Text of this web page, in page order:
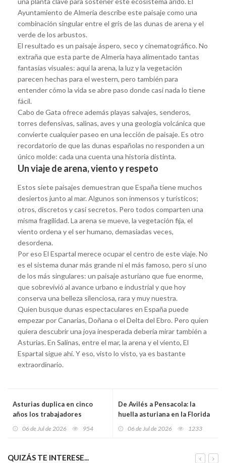
Ayuntamiento de Almería describe este paisaje como una
combinación singular entre el gris de las dunas de arena y el
verde de los arbustos.
El resultado es un paisaje áspero, seco y cinematográfico. No
extraña que esta parte de Almería haya alimentado tantas
fantasías visuales: aquí la arena, la luz y la vegetación
parecen hechas para el western, pero también para
entender cómo la vida se abre paso donde casi nada lo tiene
fácil.
Cabo de Gata ofrece además playas salvajes, senderos,
torres defensivas, salinas, aves y una geología volcánica que
convierte cualquier paseo en una lección de paisaje. Es otro
recordatorio de que las dunas españolas no responden a un
único molde: cada una cuenta una historia distinta.
Un viaje de arena, viento y respeto
Estos siete paisajes demuestran que España tiene muchos
desiertos junto al mar. Algunos son inmensos y turísticos;
otros, discretos y casi secretos. Pero todos comparten una
misma fragilidad. La arena se mueve, la vegetación fija, el
viento ordena y el ser humano, demasiadas veces,
desordena.
Por eso El Espartal merece ocupar el centro de este viaje. No
es el sistema dunar más grande ni el más famoso, pero sí uno
de los más singulares: un paisaje asturiano que fue enorme,
que sobrevivió al avance urbano e industrial y que hoy
conserva una belleza silenciosa, rara y muy nuestra.
Quien busque dunas espectaculares en España puede
empezar por Canarias, Doñana o el Delta del Ebro. Pero quien
quiera descubrir una joya inesperada debería mirar también a
Asturias. En Salinas, entre el mar, la arena y el viento, El
Espartal sigue ahí. Y eso, visto lo visto, ya es bastante
extraordinario.
Asturias duplica en cinco
años los trabajadores
06 de Jul de 2026 954
De Avilés a Pensacola: la
huella asturiana en la Florida
06 de Jul de 2026 1233
QUIZÁS TE INTERESE...